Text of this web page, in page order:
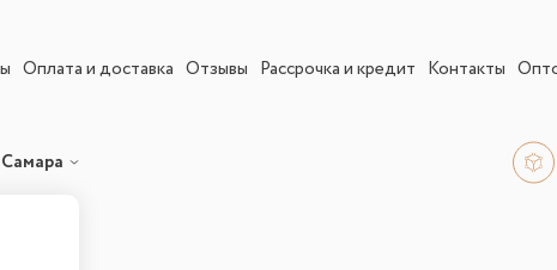
Оплата и доставка Отзывы Рассрочка и кредит Контакты
Самара